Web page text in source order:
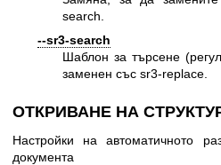
search.
--sr3-search
Шаблон за търсене
заменен със sr3-replace.
ОТКРИВАНЕ НА
Настройки на автоматичното
документа